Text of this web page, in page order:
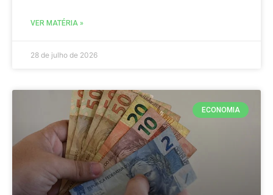
VER MATÉRIA »
28 de julho de 2026
ECONOMIA